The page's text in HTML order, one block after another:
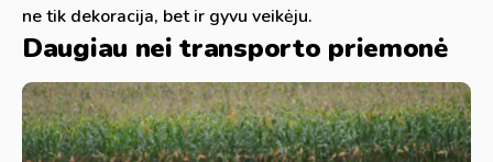
ne tik dekoracija, bet ir gyvu veikėju.
Daugiau nei transporto priemonė